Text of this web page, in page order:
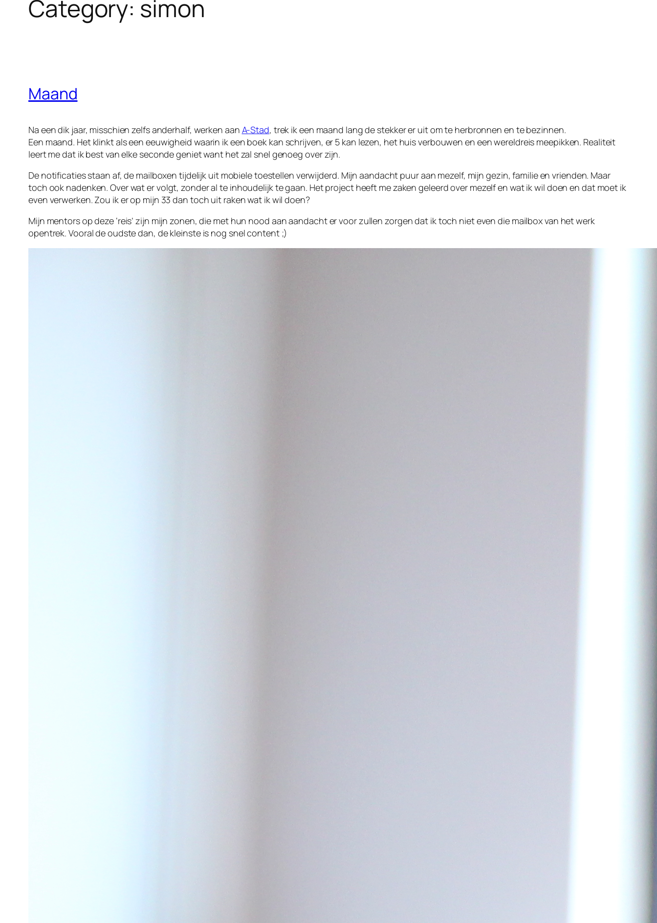
Category: simon
Maand
Na een dik jaar, misschien zelfs anderhalf, werken aan A-Stad, trek ik een maand lang de stekker er uit om te herbronnen en te bezinnen.
Een maand. Het klinkt als een eeuwigheid waarin ik een boek kan schrijven, er 5 kan lezen, het huis verbouwen en een wereldreis meepikken. Realiteit
leert me dat ik best van elke seconde geniet want het zal snel genoeg over zijn.
De notificaties staan af, de mailboxen tijdelijk uit mobiele toestellen verwijderd. Mijn aandacht puur aan mezelf, mijn gezin, familie en vrienden. Maar
toch ook nadenken. Over wat er volgt, zonder al te inhoudelijk te gaan. Het project heeft me zaken geleerd over mezelf en wat ik wil doen en dat moet ik
even verwerken. Zou ik er op mijn 33 dan toch uit raken wat ik wil doen?
Mijn mentors op deze ‘reis’ zijn mijn zonen, die met hun nood aan aandacht er voor zullen zorgen dat ik toch niet even die mailbox van het werk
opentrek. Vooral de oudste dan, de kleinste is nog snel content ;)